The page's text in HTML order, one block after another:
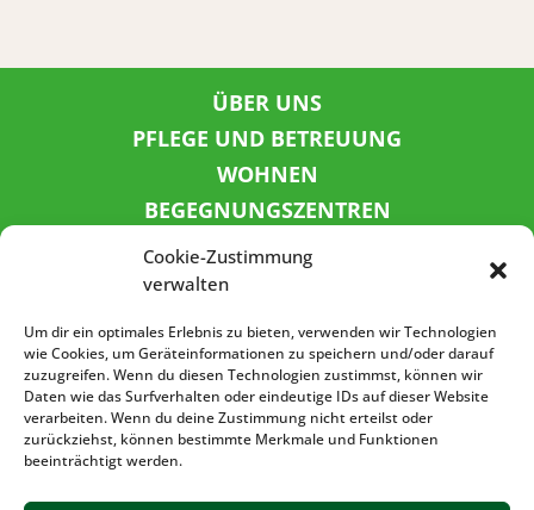
Cookie-Zustimmung
verwalten
Um dir ein optimales Erlebnis zu bieten, verwenden wir Technologien
wie Cookies, um Geräteinformationen zu speichern und/oder darauf
zuzugreifen. Wenn du diesen Technologien zustimmst, können wir
Daten wie das Surfverhalten oder eindeutige IDs auf dieser Website
verarbeiten. Wenn du deine Zustimmung nicht erteilst oder
zurückziehst, können bestimmte Merkmale und Funktionen
beeinträchtigt werden.
ÜBER UNS
PFLEGE UND BETREUUNG
WOHNEN
BEGEGNUNGSZENTREN
KINDER UND JUGEND
KONTAKT
SPENDENKONTO
Sozialbank
IBAN: DE72 3702 0500 0001 5520 00